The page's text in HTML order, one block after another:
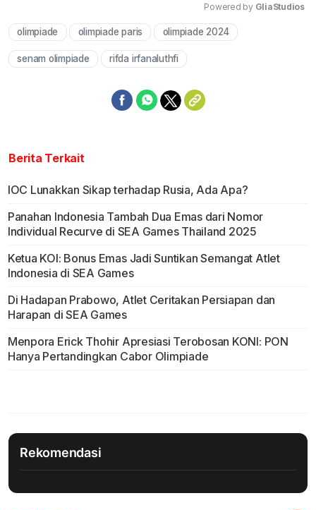
Powered by GliaStudios
olimpiade olimpiade paris olimpiade 2024
senam olimpiade rifda irfanaluthfi
Berita Terkait
IOC Lunakkan Sikap terhadap Rusia, Ada Apa?
Panahan Indonesia Tambah Dua Emas dari Nomor
Individual Recurve di SEA Games Thailand 2025
Ketua KOI: Bonus Emas Jadi Suntikan Semangat Atlet
Indonesia di SEA Games
Di Hadapan Prabowo, Atlet Ceritakan Persiapan dan
Harapan di SEA Games
Menpora Erick Thohir Apresiasi Terobosan KONI: PON
Hanya Pertandingkan Cabor Olimpiade
Rekomendasi